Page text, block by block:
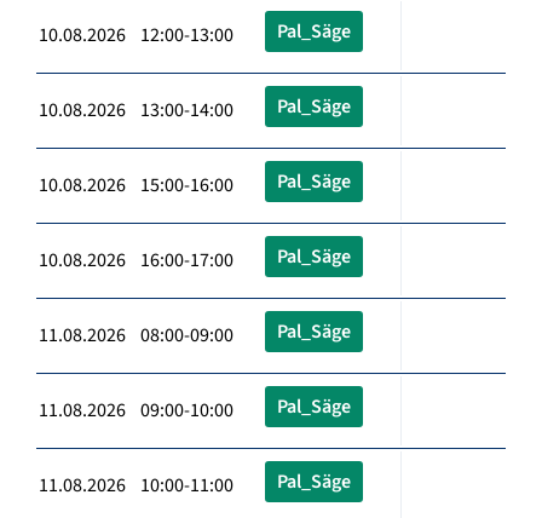
10.08.2026 12:00-13:00 Pal_Säge
10.08.2026 13:00-14:00 Pal_Säge
10.08.2026 15:00-16:00 Pal_Säge
10.08.2026 16:00-17:00 Pal_Säge
11.08.2026 08:00-09:00 Pal_Säge
11.08.2026 09:00-10:00 Pal_Säge
11.08.2026 10:00-11:00 Pal_Säge